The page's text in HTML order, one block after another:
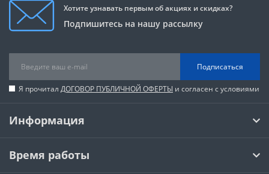
Хотите узнавать первым об акциях и скидках?
Подпишитесь на нашу рассылку
Подписаться
Я прочитал ДОГОВОР ПУБЛИЧНОЙ ОФЕРТЫ и согласен с условиями
Информация
Время работы